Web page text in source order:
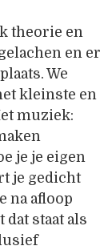
theorie en
en er
We
kleinste en
muziek:
je je eigen
je gedicht
na afloop
staat als